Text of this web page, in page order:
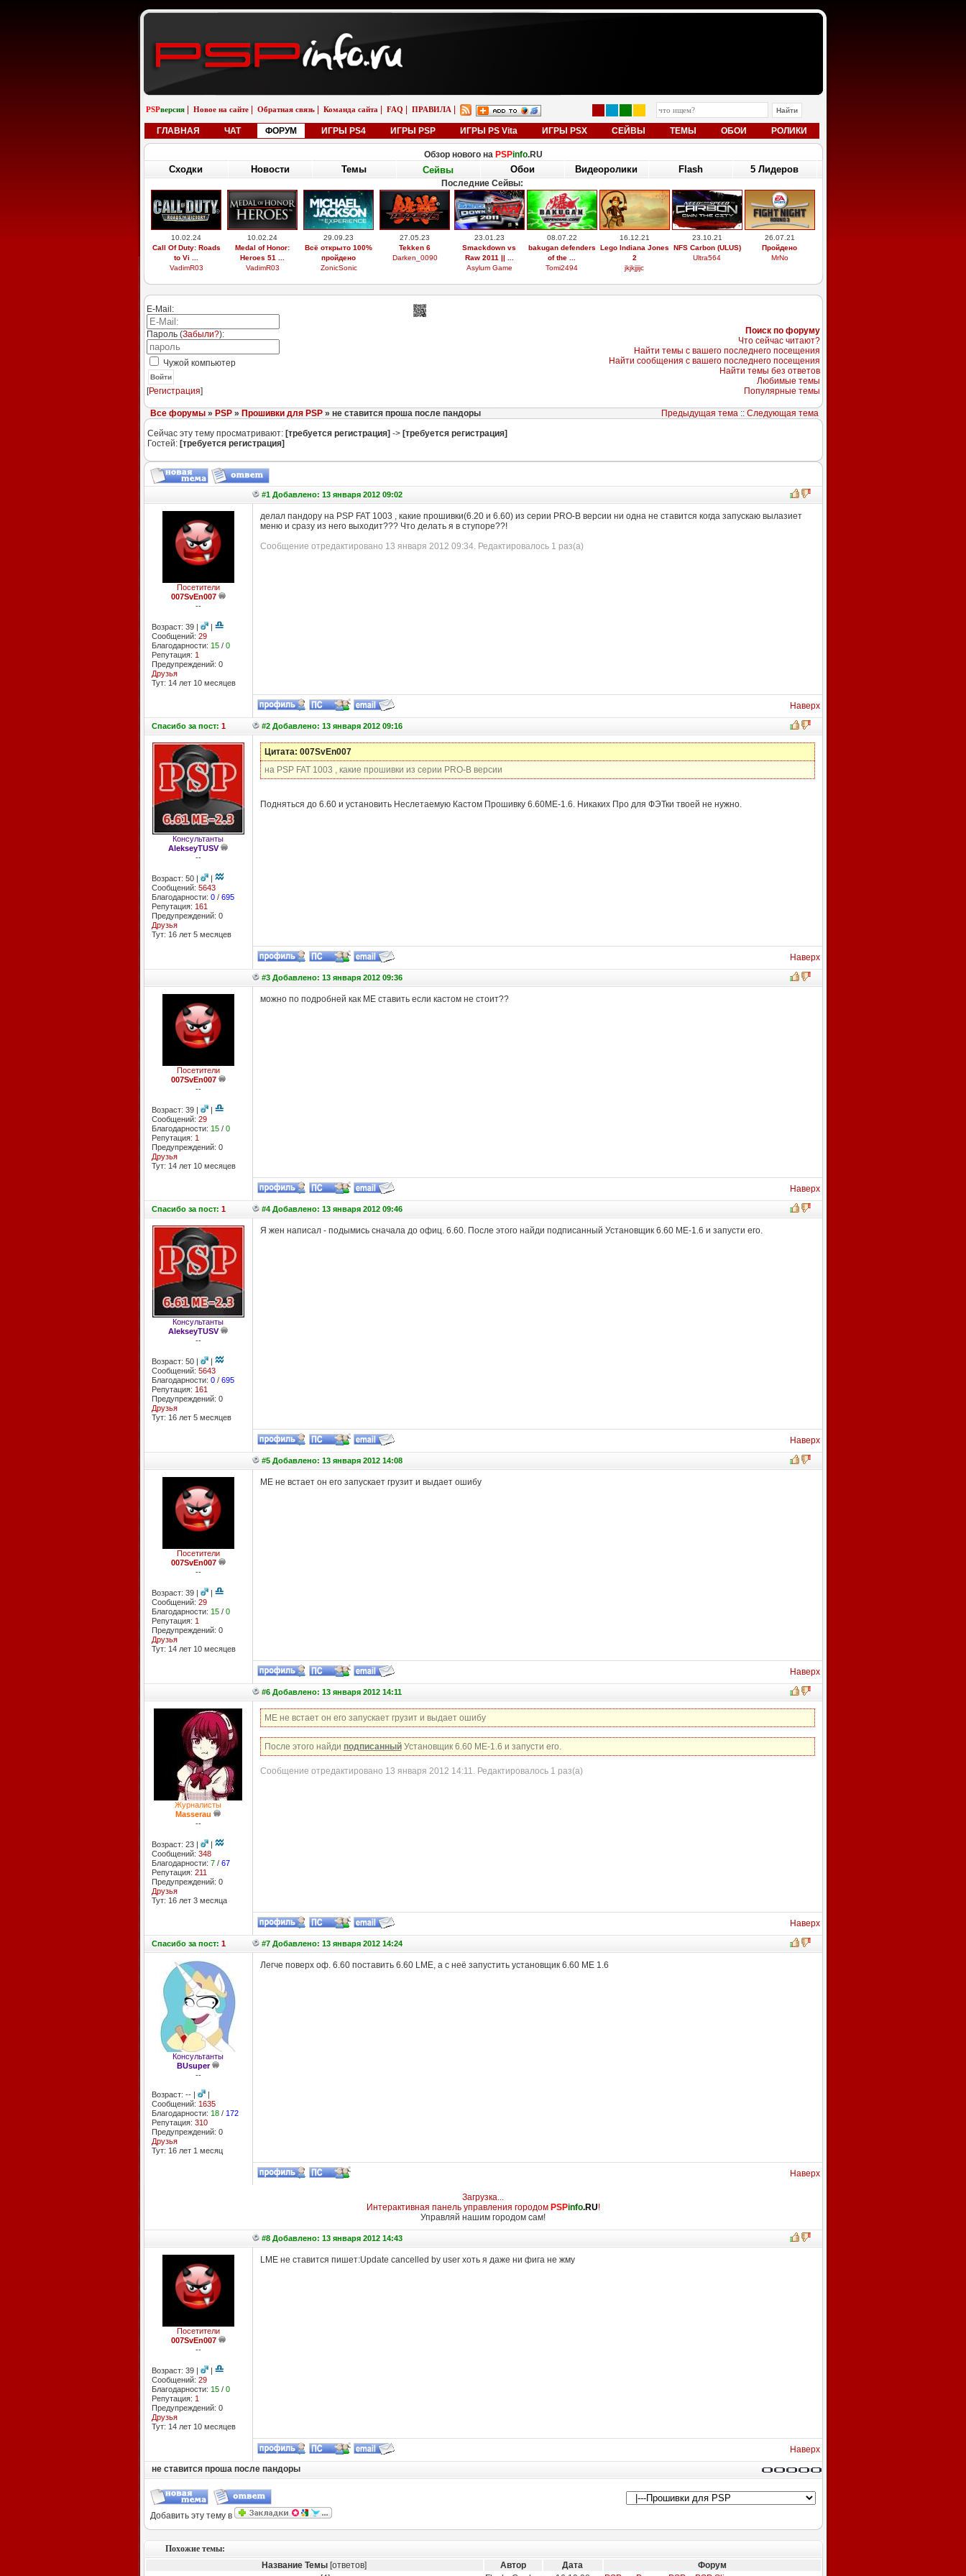
PSPверсия Новое на сайте Обратная связь Команда сайта FAQ ПРАВИЛА
ГЛАВНАЯ ЧАТ ФОРУМ ИГРЫ PS4 ИГРЫ PSP ИГРЫ PS Vita ИГРЫ PSX СЕЙВЫ ТЕМЫ ОБОИ РОЛИКИ
Обзор нового на PSPinfo.RU
Сходки Новости Темы Сейвы Обои Видеоролики Flash 5 Лидеров
Последние Сейвы:
10.02.24
Call Of Duty: Roads
to Vi ...
VadimR03
10.02.24
Medal of Honor:
Heroes 51 ...
VadimR03
29.09.23
Всё открыто 100%
пройдено
ZonicSonic
27.05.23
Tekken 6
Darken_0090
23.01.23
Smackdown vs
Raw 2011 || ...
Asylum Game
08.07.22
bakugan defenders
of the ...
Tomi2494
16.12.21
Lego Indiana Jones
2
jkjkjjijc
23.10.21
NFS Carbon (ULUS)
Ultra564
26.07.21
Пройдено
MrNo
E-Mail:
Пароль (Забыли?):
Чужой компьютер
Войти
[Регистрация]
Поиск по форуму
Что сейчас читают?
Найти темы с вашего последнего посещения
Найти сообщения с вашего последнего посещения
Найти темы без ответов
Любимые темы
Популярные темы
Все форумы» PSP» Прошивки для PSP» не ставится проша после пандоры Предыдущая тема:: Следующая тема
Сейчас эту тему просматривают: [требуется регистрация] -> [требуется регистрация]
Гостей: [требуется регистрация]
#1 Добавлено: 13 января 2012 09:02
Посетители
007SvEn007
--
Возраст: 39 |
|
Сообщений: 29
Благодарности: 15/ 0
Репутация: 1
Предупреждений: 0
Друзья
Тут: 14 лет 10 месяцев
делал пандору на PSP FAT 1003 , какие прошивки(6.20 и 6.60) из серии PRO-B версии ни одна не ставится когда запускаю вылазиет
меню и сразу из него выходит??? Что делать я в ступоре??!
Сообщение отредактировано 13 января 2012 09:34. Редактировалось 1 раз(а)
Наверх
Спасибоза пост: 1 #2 Добавлено: 13 января 2012 09:16
Консультанты
AlekseyTUSV
--
Возраст: 50 |
|
Сообщений: 5643
Благодарности: 0/ 695
Репутация: 161
Предупреждений: 0
Друзья
Тут: 16 лет 5 месяцев
Цитата: 007SvEn007
на PSP FAT 1003 , какие прошивки из серии PRO-B версии
Подняться до 6.60 и установить Неслетаемую Кастом Прошивку 6.60МЕ-1.6. Никаких Про для ФЭТки твоей не нужно.
Наверх
#3 Добавлено: 13 января 2012 09:36
Посетители
007SvEn007
--
Возраст: 39 |
|
Сообщений: 29
Благодарности: 15/ 0
Репутация: 1
Предупреждений: 0
Друзья
Тут: 14 лет 10 месяцев
можно по подробней как МЕ ставить если кастом не стоит??
Наверх
Спасибоза пост: 1 #4 Добавлено: 13 января 2012 09:46
Консультанты
AlekseyTUSV
--
Возраст: 50 |
|
Сообщений: 5643
Благодарности: 0/ 695
Репутация: 161
Предупреждений: 0
Друзья
Тут: 16 лет 5 месяцев
Я жен написал - подымись сначала до офиц. 6.60. После этого найди подписанный Установщик 6.60 МЕ-1.6 и запусти его.
Наверх
#5 Добавлено: 13 января 2012 14:08
Посетители
007SvEn007
--
Возраст: 39 |
|
Сообщений: 29
Благодарности: 15/ 0
Репутация: 1
Предупреждений: 0
Друзья
Тут: 14 лет 10 месяцев
ME не встает он его запускает грузит и выдает ошибу
Наверх
#6 Добавлено: 13 января 2012 14:11
Журналисты
Masserau
--
Возраст: 23 |
|
Сообщений: 348
Благодарности: 7/ 67
Репутация: 211
Предупреждений: 0
Друзья
Тут: 16 лет 3 месяцa
ME не встает он его запускает грузит и выдает ошибу
После этого найди подписанныйУстановщик 6.60 МЕ-1.6 и запусти его.
Сообщение отредактировано 13 января 2012 14:11. Редактировалось 1 раз(а)
Наверх
Спасибоза пост: 1 #7 Добавлено: 13 января 2012 14:24
Консультанты
BUsuper
--
Возраст: -- |
|
Сообщений: 1635
Благодарности: 18/ 172
Репутация: 310
Предупреждений: 0
Друзья
Тут: 16 лет 1 месяц
Легче поверх оф. 6.60 поставить 6.60 LME, а с неё запустить установщик 6.60 ME 1.6
Наверх
Загрузка...
Интерактивная панель управления городом PSPinfo.RU!
Управляй нашим городом сам!
#8 Добавлено: 13 января 2012 14:43
Посетители
007SvEn007
--
Возраст: 39 |
|
Сообщений: 29
Благодарности: 15/ 0
Репутация: 1
Предупреждений: 0
Друзья
Тут: 14 лет 10 месяцев
LME не ставится пишет:Update cancelled by user хоть я даже ни фига не жму
Наверх
не ставится проша после пандоры
Добавить эту тему в
Похожие темы:
Название Темы [ответов] Автор Дата
Форум